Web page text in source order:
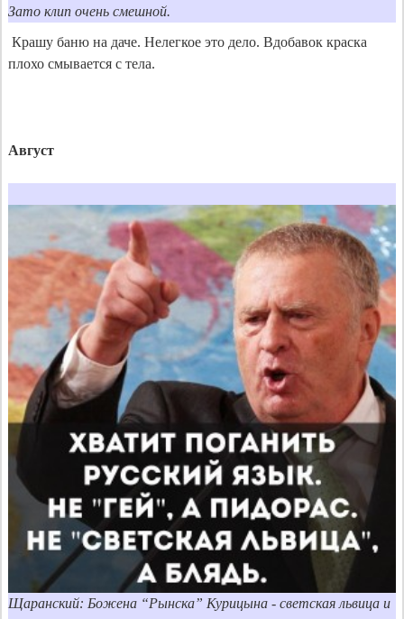
плохо смывается с тела.
Август
Щаранский: Божена “Рынска” Курицына - светская львица и